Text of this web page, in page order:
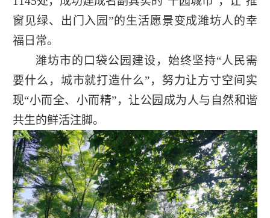
窗见绿、出门入园”的生活愿景变成潍坊人的幸
福日常。
潍坊市的口袋公园建设，始终坚持“人民需
要什么，城市就打造什么”，努力让方寸空间实
现“小而全、小而精”，让公园成为人与自然和谐
共生的鲜活注脚。